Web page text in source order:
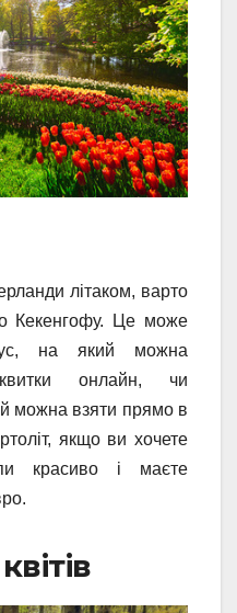
літаком, варто
Кекенгофу. Це може
на який можна
онлайн, чи
можна взяти прямо в
якщо ви хочете
красиво і маєте